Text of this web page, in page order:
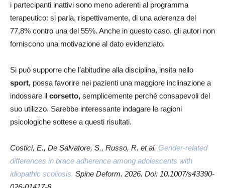
i partecipanti inattivi sono meno aderenti al programma
terapeutico: si parla, rispettivamente, di una aderenza del
77,8% contro una del 55%. Anche in questo caso, gli autori non
forniscono una motivazione al dato evidenziato.
Si può supporre che l’abitudine alla disciplina, insita nello
sport, possa favorire nei pazienti una maggiore inclinazione a
indossare il corsetto, semplicemente perché consapevoli del
suo utilizzo. Sarebbe interessante indagare le ragioni
psicologiche sottese a questi risultati.
Costici, E., De Salvatore, S., Russo, R. et al. Gender-related
differences in brace adherence among adolescents with
idiopathic scoliosis. Spine Deform. 2026. Doi: 10.1007/s43390-